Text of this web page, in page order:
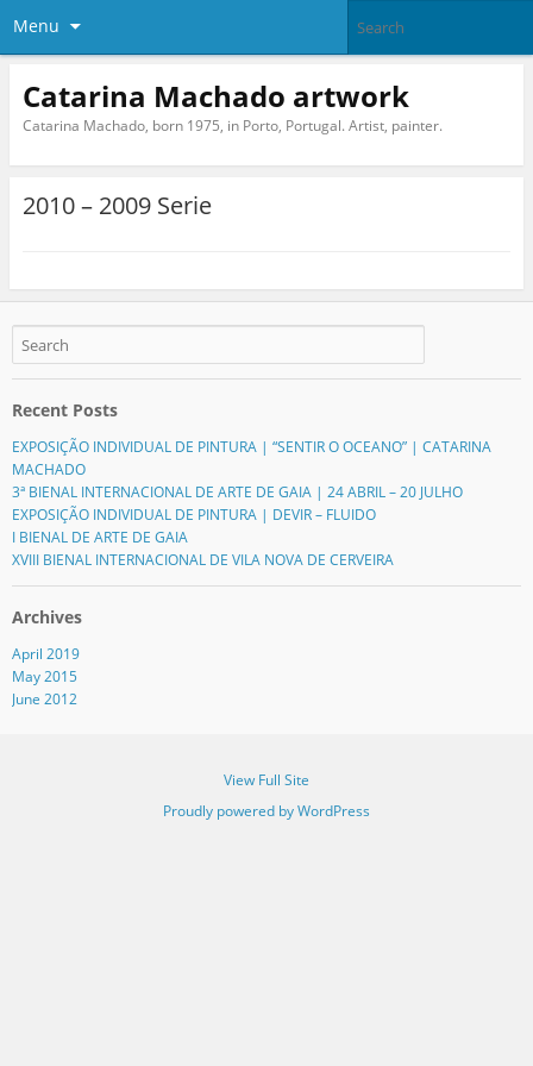
Menu
Catarina Machado artwork
Catarina Machado, born 1975, in Porto, Portugal. Artist, painter.
2010 – 2009 Serie
Recent Posts
EXPOSIÇÃO INDIVIDUAL DE PINTURA | “SENTIR O OCEANO” | CATARINA
MACHADO
3ª BIENAL INTERNACIONAL DE ARTE DE GAIA | 24 ABRIL – 20 JULHO
EXPOSIÇÃO INDIVIDUAL DE PINTURA | DEVIR – FLUIDO
I BIENAL DE ARTE DE GAIA
XVIII BIENAL INTERNACIONAL DE VILA NOVA DE CERVEIRA
Archives
April 2019
May 2015
June 2012
View Full Site
Proudly powered by WordPress